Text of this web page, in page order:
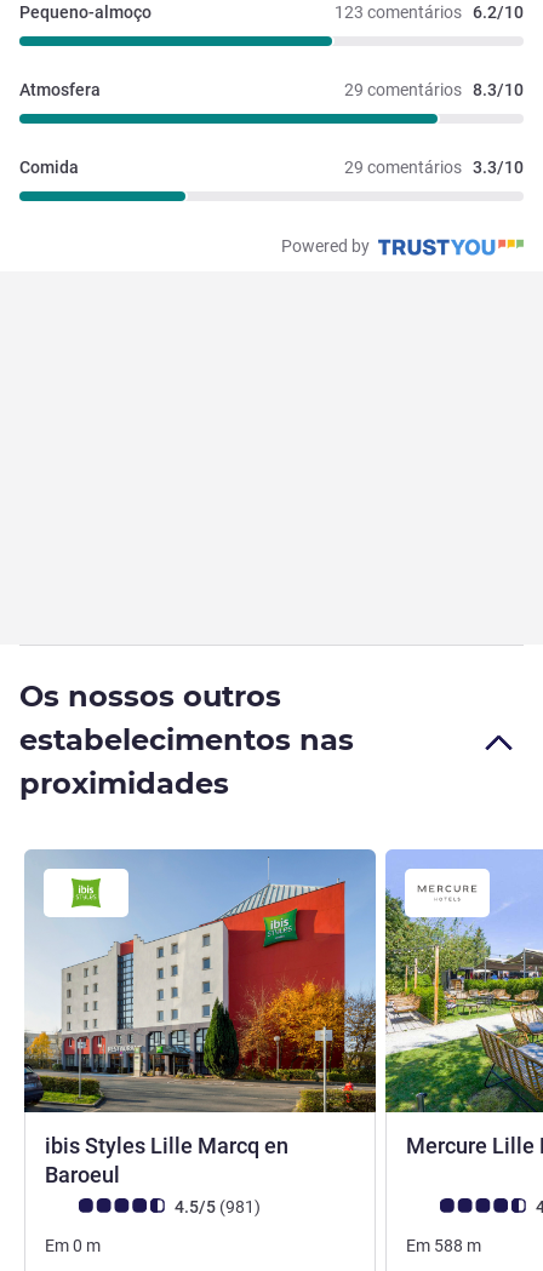
123 comentários 6.2/10
Pequeno-almoço
29 comentários 8.3/10
Atmosfera
29 comentários 3.3/10
Comida
Powered by
Os nossos outros
estabelecimentos nas
proximidades
ibis Styles Lille Marcq en
Baroeul
Nota clientes Avis (Classificação ALL)
4.5/5 (981comentários
)
Em0 m
Mercure Lille
Nota clientes
Em 588 m